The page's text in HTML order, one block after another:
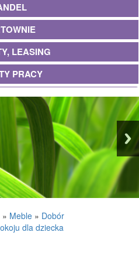
LEASING
PRACY
WALUTY, KANTORY
BUDOWLANE
» Meble » Dobór
dla dziecka